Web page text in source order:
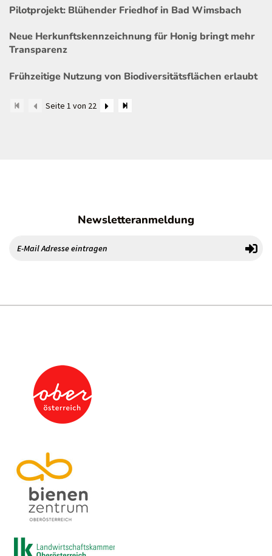
Pilotprojekt: Blühender Friedhof in Bad Wimsbach
Neue Herkunftskennzeichnung für Honig bringt mehr
Transparenz
Frühzeitige Nutzung von Biodiversitätsflächen erlaubt
Seite 1 von 22
Newsletteranmeldung